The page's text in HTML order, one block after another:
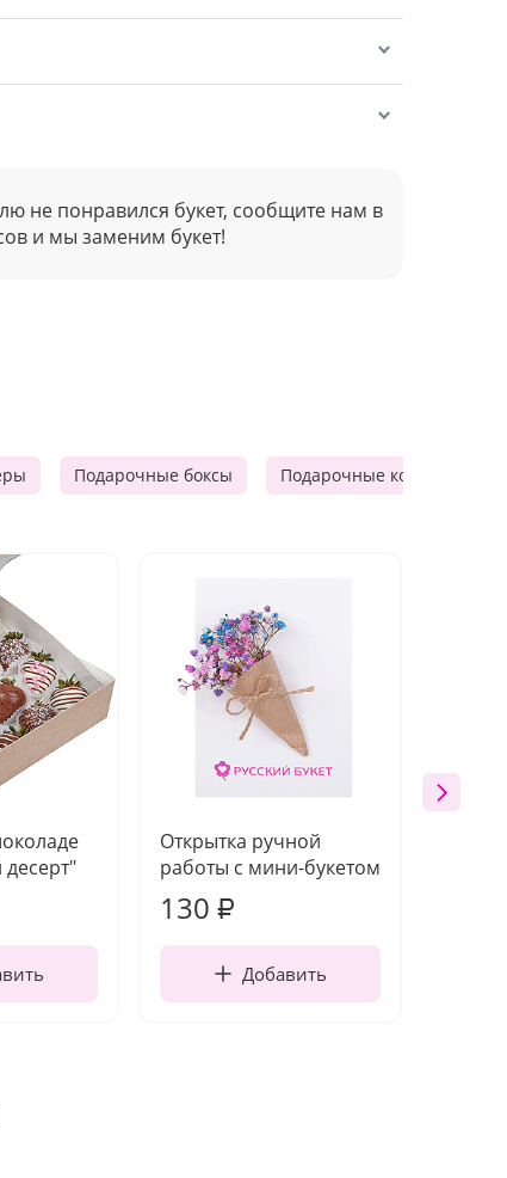
не понравился букет, сообщите нам в
и мы заменим букет!
Подарочные боксы Подарочные корзины
Открытка ручной
работы с мини-букетом
130 ₽
Добавить